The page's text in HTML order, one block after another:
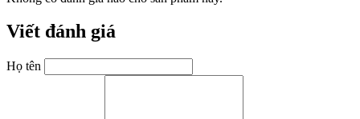
Viết đánh giá
Họ tên